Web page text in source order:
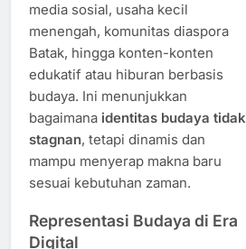
media sosial, usaha kecil
menengah, komunitas diaspora
Batak, hingga konten-konten
edukatif atau hiburan berbasis
budaya. Ini menunjukkan
bagaimana identitas budaya tidak
stagnan, tetapi dinamis dan
mampu menyerap makna baru
sesuai kebutuhan zaman.
Representasi Budaya di Era
Digital